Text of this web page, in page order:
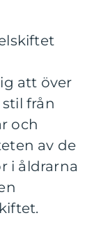
att över
från
och
av de
i åldrarna